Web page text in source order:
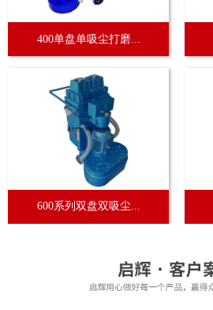
400单盘单吸尘打磨...
600系列双盘双吸尘...